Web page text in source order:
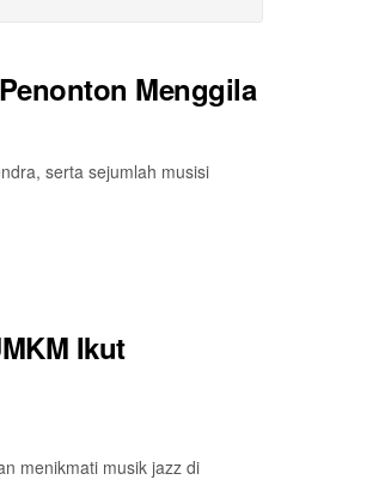
Menggila
serta sejumlah musisi
Ikut
menikmati musik jazz di